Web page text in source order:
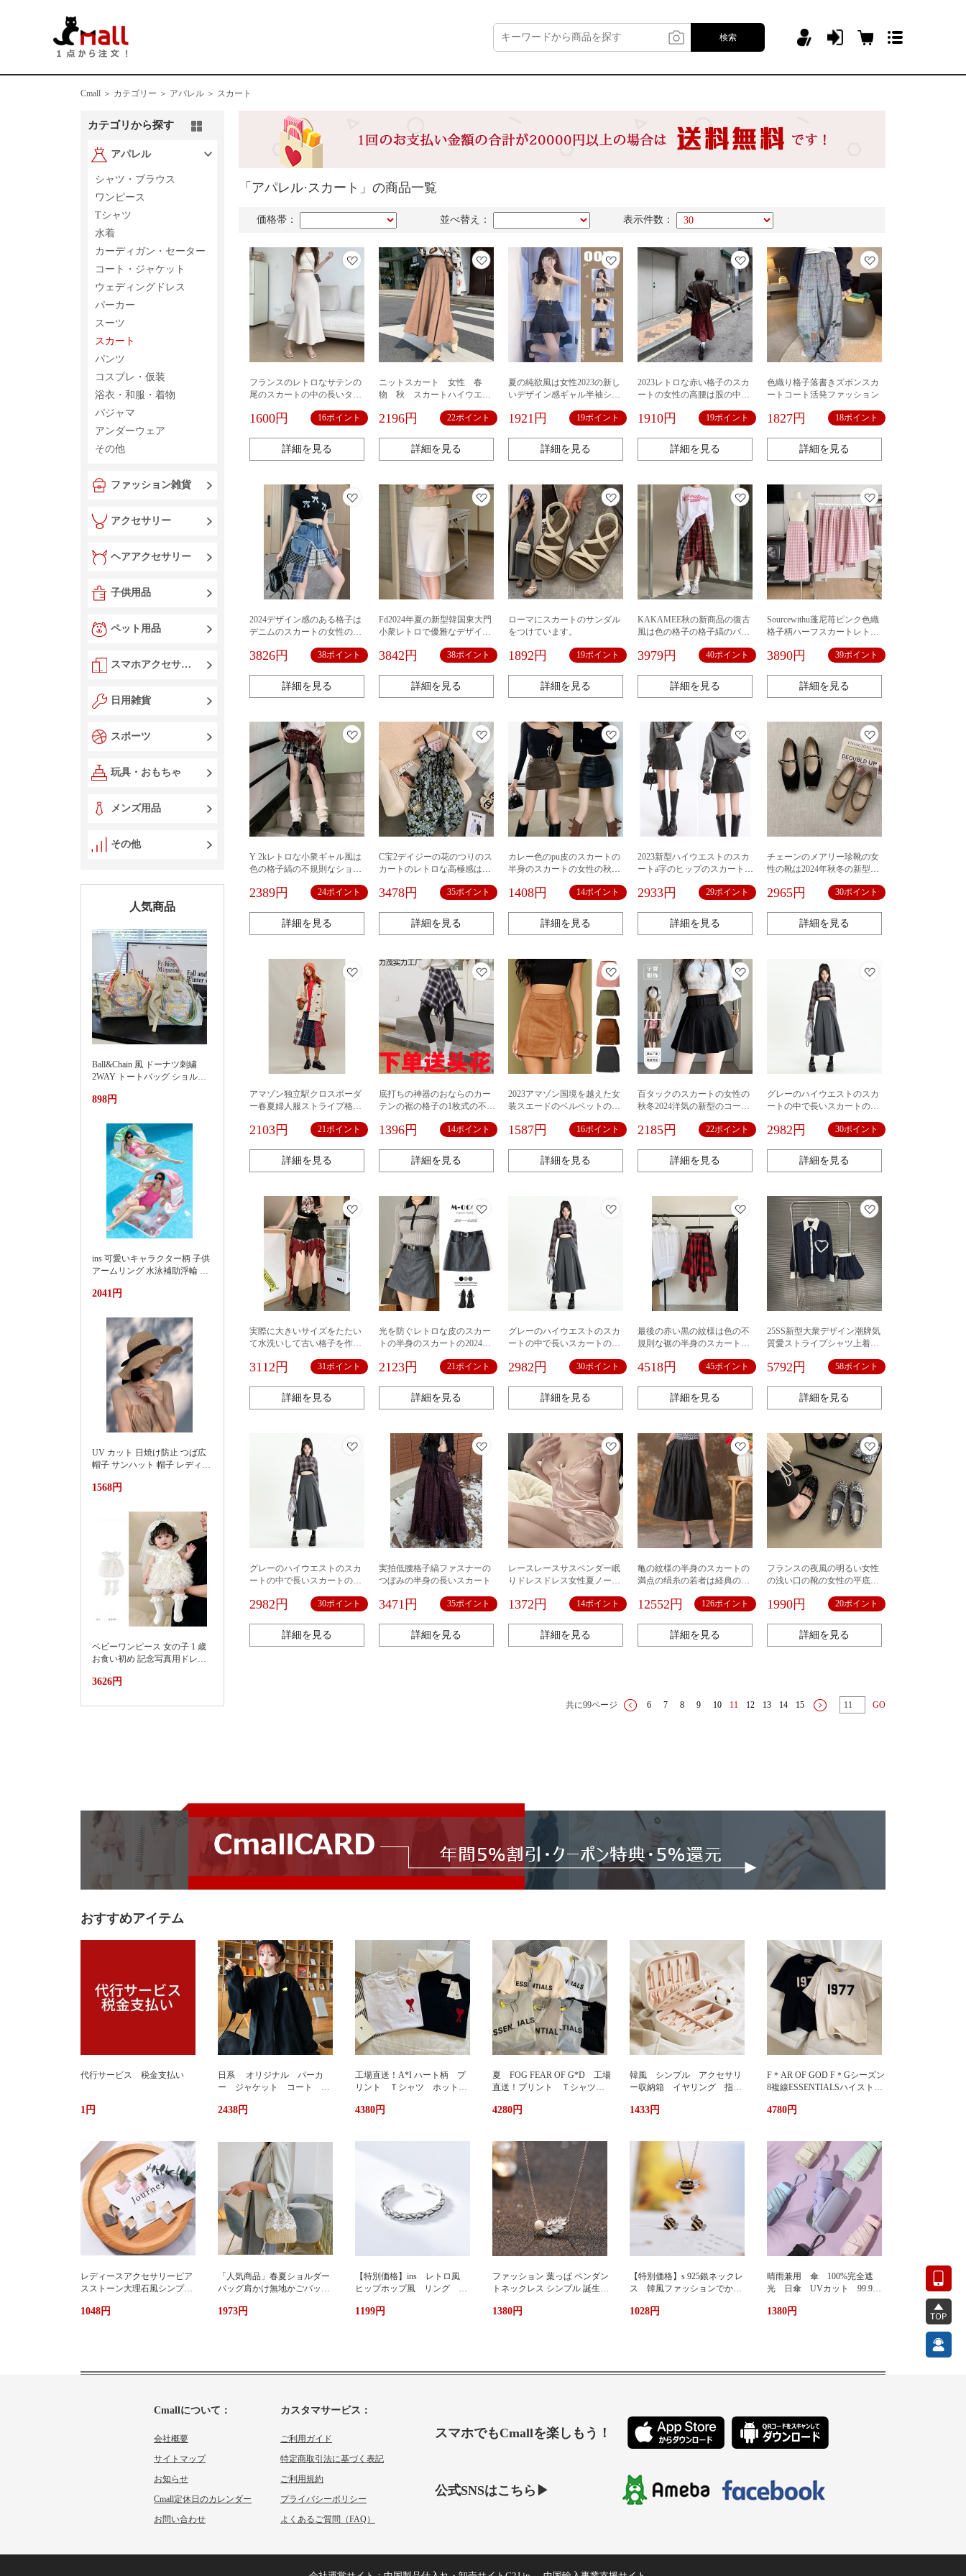
検索
Cmall ＞ カテゴリー ＞ アパレル ＞ スカート
カテゴリから探す
アパレル
シャツ・ブラウス
ワンピース
Tシャツ
水着
カーディガン・セーター
コート・ジャケット
ウェディングドレス
パーカー
スーツ
スカート
パンツ
コスプレ・仮装
浴衣・和服・着物
パジャマ
アンダーウェア
その他
ファッション雑貨
アクセサリー
ヘアアクセサリー
子供用品
ペット用品
スマホアクセサリー
日用雑貨
スポーツ
玩具・おもちゃ
メンズ用品
その他
人気商品
Ball&Chain 風 ドーナツ刺繍
2WAY トートバッグ ショルダ
ッグ 大容量通勤カバン夏季新
搭通勤小众大容量单肩购物袋
898円
ins 可愛いキャラクター柄 子供
アームリング 水泳補助浮輪 プ
池遮阳蓬浮床充气浮排男女水
2041円
UV カット 日焼け防止 つば広
帽子 サンハット 帽子 レディー
好看防晒显脸小沙滩海边防紫
1568円
ベビーワンピース 女の子 1 歳
お食い初め 記念写真用ドレス
周礼服裙子婴儿夏装连衣裙蛋
3626円
「アパレル·スカート」の商品一覧
価格帯： 並べ替え： 表示件数：
フランスのレトロなサテンの
尾のスカートの中の長いタイ
1600円 16ポイント
詳細を見る
ニットスカート 女性 春
物 秋 スカートハイウエス
ー 長いスカート レディー
2196円 22ポイント
詳細を見る
夏の純欲風は女性2023の新し
いデザイン感ギャル半袖シャ
の2つのセットを着ます。
1921円 19ポイント
詳細を見る
2023レトロな赤い格子のスカ
ートの女性の高腰は股の中の
いスカートを遮ります。
1910円 19ポイント
詳細を見る
色織り格子落書きズボンスカ
ートコート活発ファッション
1827円 18ポイント
詳細を見る
2024デザイン感のある格子は
デニムのスカートの女性の不
せます。
3826円 38ポイント
詳細を見る
Fd2024年夏の新型韓国東大門
小衆レトロで優雅なデザイン
3842円 38ポイント
詳細を見る
ローマにスカートのサンダル
をつけています。
1892円 19ポイント
詳細を見る
KAKAMEE秋の新商品の復古
風は色の格子の格子縞のバン
S2369にぶつかります。
3979円 40ポイント
詳細を見る
Sourcewithu蓬尼苺ピンク色織
格子柄ハーフスカートレトロ
レートカジュアルパンツ
3890円 39ポイント
詳細を見る
Y 2kレトロな小衆ギャル風は
色の格子縞の不規則なショー
性のカジュアルな風の半身の
2389円 24ポイント
詳細を見る
C宝2デイジーの花のつりのス
カートのレトロな高極感は腰
トのフランス式は腰の花の長
3478円 35ポイント
詳細を見る
カレー色のpu皮のスカートの
半身のスカートの女性の秋冬
ています。
1408円 14ポイント
詳細を見る
2023新型ハイウエストのスカ
ートa字のヒップのスカートは
す。
2933円 29ポイント
詳細を見る
チェーンのメアリー珍靴の女
性の靴は2024年秋冬の新型の
ってスカートの靴を配合しま
2965円 30ポイント
詳細を見る
アマゾン独立駅クロスボーダ
ー春夏婦人服ストライプ格子
2103円 21ポイント
詳細を見る
底打ちの神器のおならのカー
テンの裾の格子の1枚式の不規
カートはベルトを結んで運動
1396円 14ポイント
詳細を見る
2023アマゾン国境を越えた女
装スエードのベルベットのヒ
ー秋冬A字純色スカートの女性
1587円 16ポイント
詳細を見る
百タックのスカートの女性の
秋冬2024洋気の新型のコーデ
の高い腰はやせているスカー
2185円 22ポイント
詳細を見る
グレーのハイウエストのスカ
ートの中で長いスカートの女
す。
2982円 30ポイント
詳細を見る
実際に大きいサイズをたたい
て水洗いして古い格子を作り
ートの女性のデザイン感が不
3112円 31ポイント
詳細を見る
光を防ぐレトロな皮のスカー
トの半身のスカートの2024秋
ャルのカジュアルなa字の包み
2123円 21ポイント
詳細を見る
グレーのハイウエストのスカ
ートの中で長いスカートの女
す。
2982円 30ポイント
詳細を見る
最後の赤い黒の紋様は色の不
規則な裾の半身のスカートに
4518円 45ポイント
詳細を見る
25SS新型大衆デザイン潮牌気
質愛ストライプシャツ上着つ
5792円 58ポイント
詳細を見る
グレーのハイウエストのスカ
ートの中で長いスカートの女
す。
2982円 30ポイント
詳細を見る
実拍低腰格子縞ファスナーの
つぼみの半身の長いスカート
3471円 35ポイント
詳細を見る
レースレースサスペンダー眠
りドレスドレス女性夏ノース
クシー蝶結びvネックスカート
1372円 14ポイント
詳細を見る
亀の紋様の半身のスカートの
満点の绢糸の若者は経典の小
の半分のスカートのウエスト
12552円 126ポイント
詳細を見る
フランスの夜風の明るい女性
の浅い口の靴の女性の平底の
トのアンドロメダのメアリー
1990円 20ポイント
詳細を見る
6 7 8 9 10 11 12 13 14 15
共に99ページ GO
おすすめアイテム
代行サービス 税金支払い
1円
日系 オリジナル パーカ
ー ジャケット コート 暖
ス ユニセックス 男女兼用
2438円
工場直送！A*I ハート柄 プ
リント Ｔシャツ ホットプ
ニセックス おしゃれ スト
4380円
夏 FOG FEAR OF G*D 工場
直送！プリント Ｔシャツ
兼用 ユニセックス おしゃ
4280円
韓風 シンプル アクセサリ
ー収納箱 イヤリング 指
ックス ジュエリーケース ジ
い 小物入れ イアリン
グ ピアス 首飾り アクセ
サリー ケース
1433円
F＊AR OF GOD F＊Gシーズン
8複線ESSENTIALSハイストリ
ツカップル半袖
4780円
レディースアクセサリーピア
スストーン大理石風シンプル
1048円
「人気商品」春夏ショルダー
バッグ肩かけ無地かごバッグ
1973円
【特別価格】ins レトロ風
ヒップホップ風 リング シ
ン 個性 s 925純銀 オーダ
1199円
ファッション 葉っぱ ペンダン
トネックレス シンプル 誕生日
レディースファッション 新作
1380円
【特別価格】s 925銀ネックレ
ス 韓風ファッションでかわ
1028円
晴雨兼用 傘 100%完全遮
光 日傘 UVカット 99.9%
み傘 遮光 遮熱 撥水 耐
1380円
Cmallについて：
会社概要
サイトマップ
お知らせ
Cmall定休日のカレンダー
お問い合わせ
カスタマサービス：
ご利用ガイド
特定商取引法に基づく表記
ご利用規約
プライバシーポリシー
よくあるご質問（FAQ）
スマホでもCmallを楽しもう！
公式SNSはこちら▶